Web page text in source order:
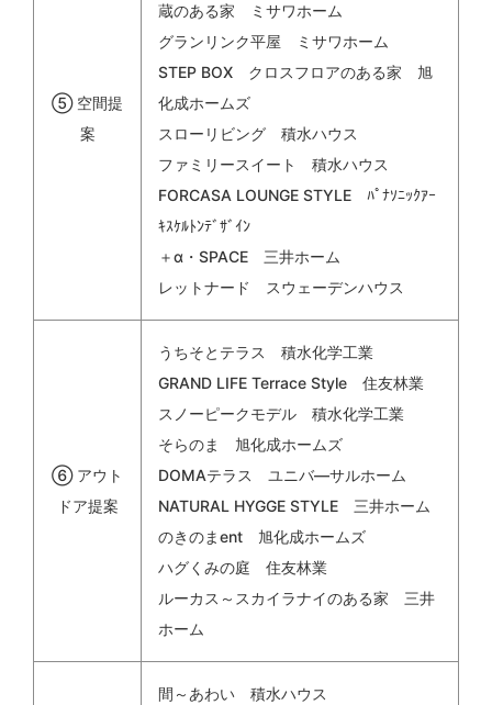
⑤ 空間提
案
蔵のある家 ミサワホーム
グランリンク平屋 ミサワホーム
STEP BOX クロスフロアのある家 旭
化成ホームズ
スローリビング 積水ハウス
ファミリースイート 積水ハウス
FORCASA LOUNGE STYLE ﾊﾟﾅｿﾆｯｸｱｰ
ｷｽｹﾙﾄﾝﾃﾞｻﾞｲﾝ
＋α・SPACE 三井ホーム
レットナード スウェーデンハウス
⑥ アウト
ドア提案
うちそとテラス 積水化学工業
GRAND LIFE Terrace Style 住友林業
スノーピークモデル 積水化学工業
そらのま 旭化成ホームズ
DOMAテラス ユニバ―サルホーム
NATURAL HYGGE STYLE 三井ホーム
のきのまent 旭化成ホームズ
ハグくみの庭 住友林業
ルーカス～スカイラナイのある家 三井
ホーム
間～あわい 積水ハウス